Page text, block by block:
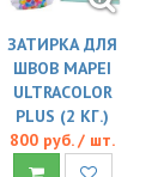
ЗАТИРКА ДЛЯ
ШВОВ MAPEI
ULTRACOLOR
PLUS (2 КГ.)
800 руб. / шт.